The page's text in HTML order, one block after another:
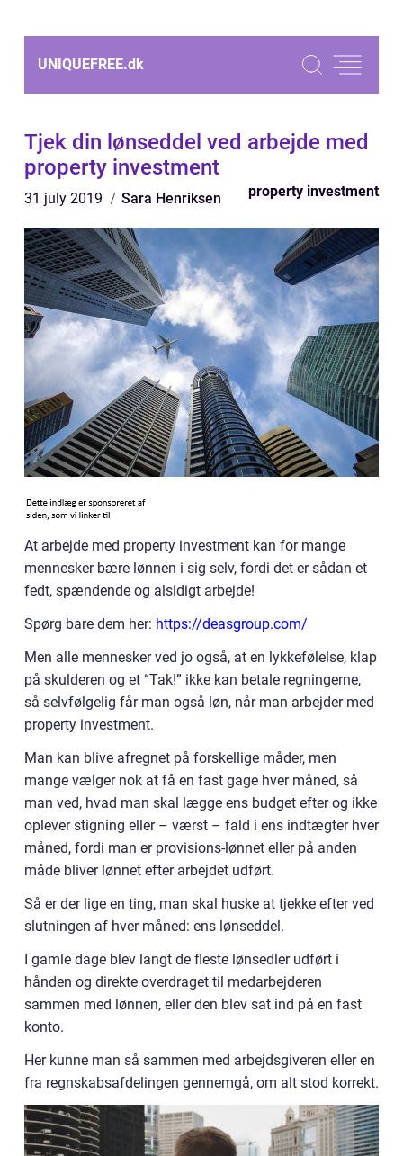
UNIQUEFREE.dk
Tjek din lønseddel ved arbejde med
property investment
31 july 2019 Sara Henriksen property investment
At arbejde med property investment kan for mange
mennesker bære lønnen i sig selv, fordi det er sådan et
fedt, spændende og alsidigt arbejde!
Spørg bare dem her: https://deasgroup.com/
Men alle mennesker ved jo også, at en lykkefølelse, klap
på skulderen og et “Tak!” ikke kan betale regningerne,
så selvfølgelig får man også løn, når man arbejder med
property investment.
Man kan blive afregnet på forskellige måder, men
mange vælger nok at få en fast gage hver måned, så
man ved, hvad man skal lægge ens budget efter og ikke
oplever stigning eller – værst – fald i ens indtægter hver
måned, fordi man er provisions-lønnet eller på anden
måde bliver lønnet efter arbejdet udført.
Så er der lige en ting, man skal huske at tjekke efter ved
slutningen af hver måned: ens lønseddel.
I gamle dage blev langt de fleste lønsedler udført i
hånden og direkte overdraget til medarbejderen
sammen med lønnen, eller den blev sat ind på en fast
konto.
Her kunne man så sammen med arbejdsgiveren eller en
fra regnskabsafdelingen gennemgå, om alt stod korrekt.